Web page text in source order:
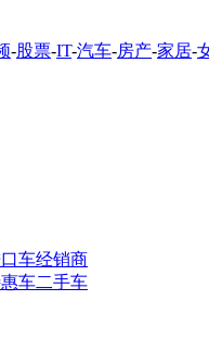
-股票-IT-汽车-房产-家居-
车经销商
车二手车